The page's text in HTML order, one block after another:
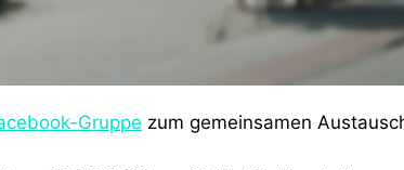
Gruppe zum gemeinsamen